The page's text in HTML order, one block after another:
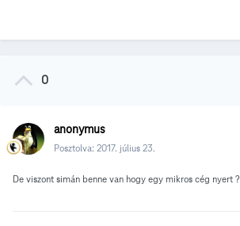
0
anonymus
Posztolva: 2017. július 23.
De viszont simán benne van hogy egy mikros cég nyert ?